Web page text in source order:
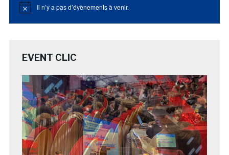
Notice Il n’y a pas d’évènements à venir.
EVENT CLIC